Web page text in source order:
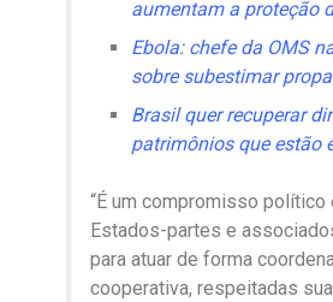
aumentam a proteção
Ebola: chefe da OMS
sobre subestimar
Brasil quer recuperar
patrimônios que estão
“É um compromisso
Estados-partes e
para atuar de forma
cooperativa, respeitadas